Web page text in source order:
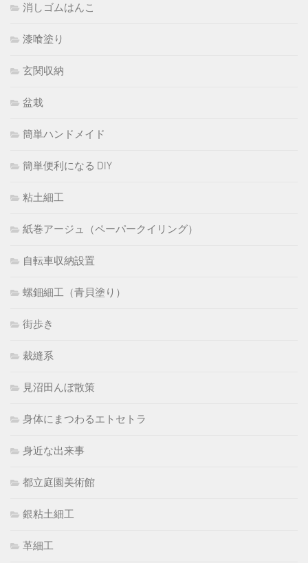
消しゴムはんこ
漆喰塗り
玄関収納
盆栽
簡単ハンドメイド
簡単便利になる DIY
粘土細工
紙巻アージュ（ペーパークイリング）
自転車収納設置
螺鈿細工（青貝塗り）
街歩き
裁縫系
見沼田んぼ散策
身体にまつわるエトセトラ
身近な出来事
都立庭園美術館
銀粘土細工
革細工